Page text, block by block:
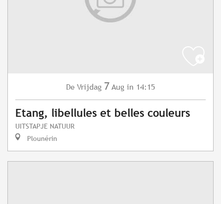
De Vrijdag 7 Aug in 14:15
Etang, libellules et belles couleurs
UITSTAPJE NATUUR
Plounérin